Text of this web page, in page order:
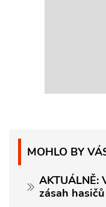
MOHLO BY
AKTUÁLNĚ:
zásah